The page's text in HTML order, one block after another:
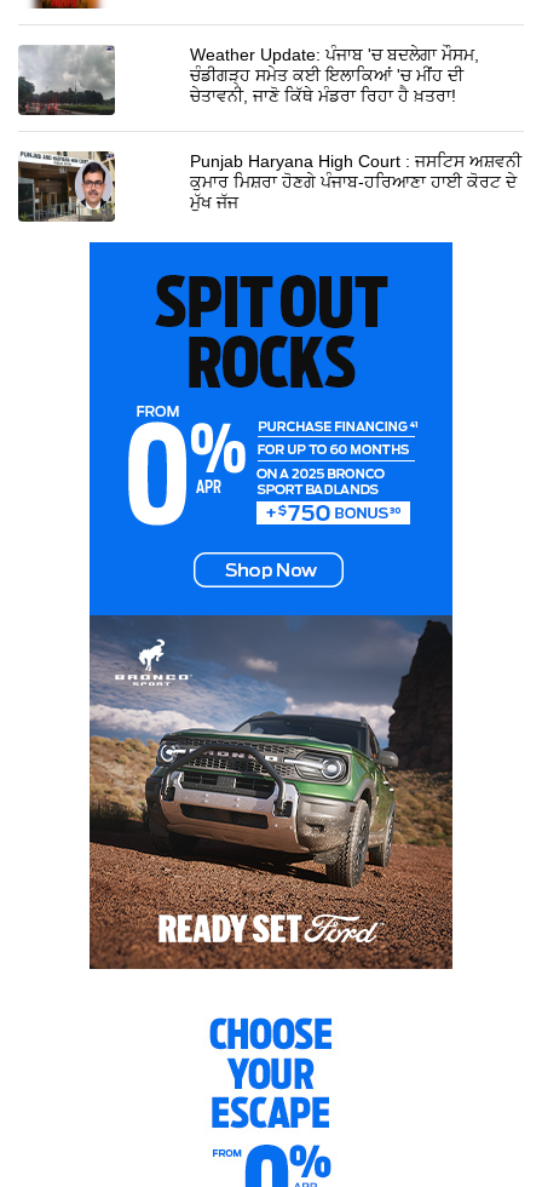
Weather Update: ਪੰਜਾਬ 'ਚ ਬਦਲੇਗਾ ਮੌਸਮ,
ਚੰਡੀਗੜ੍ਹ ਸਮੇਤ ਕਈ ਇਲਾਕਿਆਂ 'ਚ ਮੀਂਹ ਦੀ
ਚੇਤਾਵਨੀ, ਜਾਣੋ ਕਿੱਥੇ ਮੰਡਰਾ ਰਿਹਾ ਹੈ ਖ਼ਤਰਾ!
Punjab Haryana High Court : ਜਸਟਿਸ ਅਸ਼ਵਨੀ
ਕੁਮਾਰ ਮਿਸ਼ਰਾ ਹੋਣਗੇ ਪੰਜਾਬ-ਹਰਿਆਣਾ ਹਾਈ ਕੋਰਟ ਦੇ
ਮੁੱਖ ਜੱਜ